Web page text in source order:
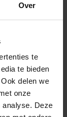
Over
te
te bieden
delen we
onze
analyse. Deze